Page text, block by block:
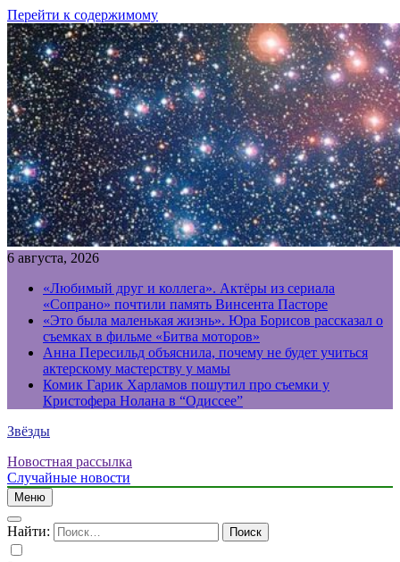
Перейти к содержимому
6 августа, 2026
«Любимый друг и коллега». Актёры из сериала
«Сопрано» почтили память Винсента Пасторе
«Это была маленькая жизнь». Юра Борисов рассказал о
съемках в фильме «Битва моторов»
Анна Пересильд объяснила, почему не будет учиться
актерскому мастерству у мамы
Комик Гарик Харламов пошутил про съемки у
Кристофера Нолана в “Одиссее”
Звёзды
Новостная рассылка
Случайные новости
Меню
Найти: